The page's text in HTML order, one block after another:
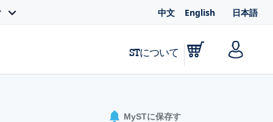
中文 English 日本語
STについて
MySTに保存す